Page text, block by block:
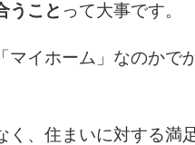
うこと って大事です。
マイホーム」なのかで
く、住まいに対する満